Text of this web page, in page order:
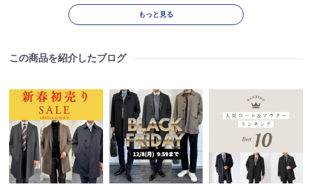
もっと見る
この商品を紹介したブログ